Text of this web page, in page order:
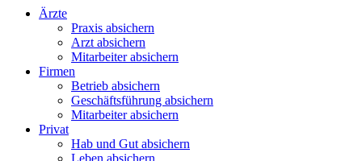
Ärzte
Praxis absichern
Arzt absichern
Mitarbeiter absichern
Firmen
Betrieb absichern
Geschäftsführung absichern
Mitarbeiter absichern
Privat
Hab und Gut absichern
Leben absichern